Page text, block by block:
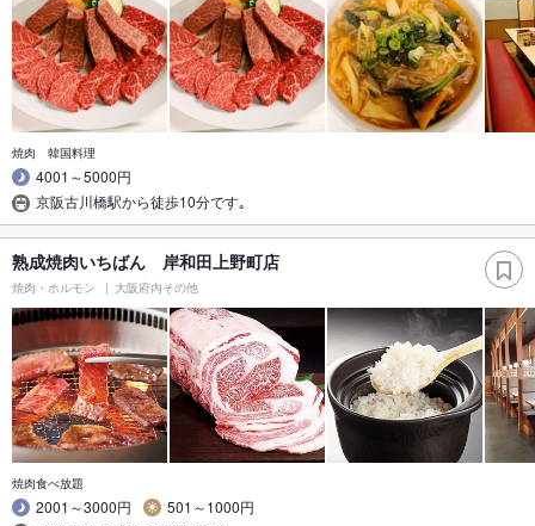
焼肉 韓国料理
4001～5000円
京阪古川橋駅から徒歩10分です｡
熟成焼肉いちばん 岸和田上野町店
焼肉・ホルモン 大阪府内その他
焼肉食べ放題
2001～3000円
501～1000円